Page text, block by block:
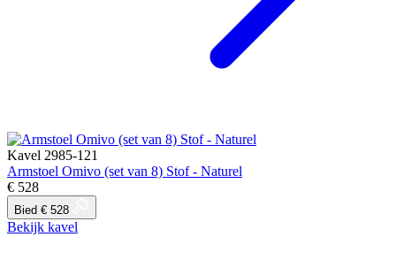
Kavel 2985-121
Armstoel Omivo (set van 8) Stof - Naturel
€ 528
Bied € 528
Bekijk kavel